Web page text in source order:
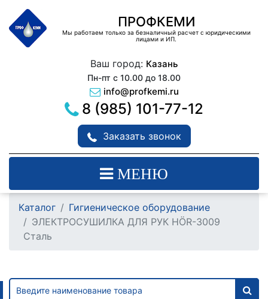
ПРОФКЕМИ
Мы работаем только за безналичный расчет с юридическими
лицами и ИП.
Ваш город: Казань
Пн-пт с 10.00 до 18.00
info@profkemi.ru
8 (985) 101-77-12
Заказать звонок
МЕНЮ
Каталог
Гигиеническое оборудование
ЭЛЕКТРОСУШИЛКА ДЛЯ РУК HÖR-3009
Сталь